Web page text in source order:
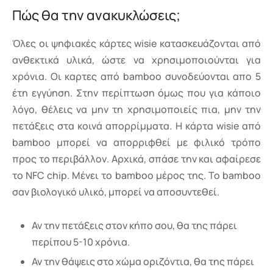
Πώς θα την ανακυκλώσεις;
Όλες οι ψηφιακές κάρτες wisie κατασκευάζονται από
ανθεκτικά υλικά, ώστε να χρησιμοποιούνται για
χρόνια. Οι καρτες από bamboo συνοδεύονται απο 5
έτη εγγύηση. Στην περίπτωση όμως που για κάποιο
λόγο, θέλεις να μην τη χρησιμοποιείς πια, μην την
πετάξεις στα κοινά απορρίμματα. Η κάρτα wisie από
bamboo μπορεί να απορριφθεί με φιλικό τρόπο
προς το περιβάλλον. Αρχικά, σπάσε την και αφαίρεσε
το NFC chip. Μένει το bamboo μέρος της. Το bamboo
σαν βιολογικό υλικό, μπορεί να αποσυντεθεί.
Αν την πετάξεις στον κήπο σου, θα της πάρει
περίπου 5-10 χρόνια.
Αν την θάψεις στο χώμα οριζόντια, θα της πάρει